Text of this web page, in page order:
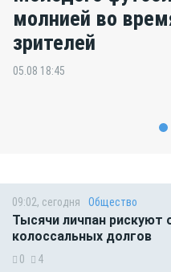
молнией во
зрителей
05.08 18:45
09:02, сегодня Общество
Тысячи личпан рискуют
колоссальных долгов
0 4